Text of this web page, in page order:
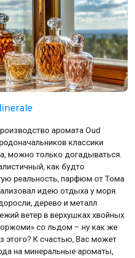
аромата Oud
классики
можно только догадываться.
как будто
реальность, парфюм от Тома
идею отдыха у моря.
дерево и металл
ветер в верхушках хвойных
со льдом – ну как же
этого? К счастью, Вас может
на минеральные ароматы,